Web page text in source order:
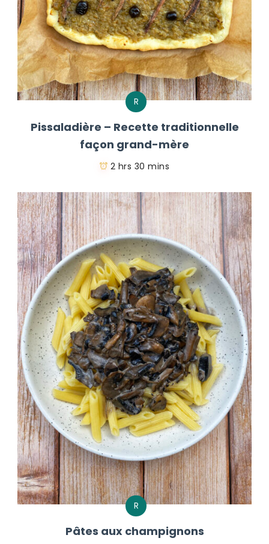
R
Pissaladière – Recette traditionnelle
façon grand-mère
2 hrs 30 mins
R
Pâtes aux champignons